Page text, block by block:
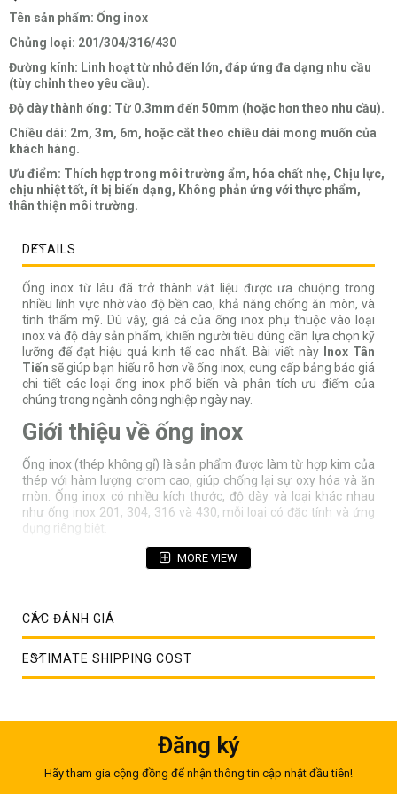
Tên sản phẩm: Ống inox
Chủng loại: 201/304/316/430
Đường kính: Linh hoạt từ nhỏ đến lớn, đáp ứng đa dạng nhu cầu
(tùy chỉnh theo yêu cầu).
Độ dày thành ống: Từ 0.3mm đến 50mm (hoặc hơn theo nhu cầu).
Chiều dài: 2m, 3m, 6m, hoặc cắt theo chiều dài mong muốn của
khách hàng.
Ưu điểm: Thích hợp trong môi trường ẩm, hóa chất nhẹ, Chịu lực,
chịu nhiệt tốt, ít bị biến dạng, Không phản ứng với thực phẩm,
thân thiện môi trường.
DETAILS
Ống inox từ lâu đã trở thành vật liệu được ưa chuộng trong
nhiều lĩnh vực nhờ vào độ bền cao, khả năng chống ăn mòn, và
tính thẩm mỹ. Dù vậy, giá cả của ống inox phụ thuộc vào loại
inox và độ dày sản phẩm, khiến người tiêu dùng cần lựa chọn kỹ
lưỡng để đạt hiệu quả kinh tế cao nhất. Bài viết này
Inox Tân
Tiến sẽ giúp bạn hiểu rõ hơn về ống inox, cung cấp bảng báo giá
chi tiết các loại ống inox phổ biến và phân tích ưu điểm của
chúng trong ngành công nghiệp ngày nay.
Giới thiệu về ống inox
Ống inox (thép không gỉ) là sản phẩm được làm từ hợp kim của
thép với hàm lượng crom cao, giúp chống lại sự oxy hóa và ăn
mòn. Ống inox có nhiều kích thước, độ dày và loại khác nhau
như ống inox 201, 304, 316 và 430, mỗi loại có đặc tính và ứng
dụng riêng biệt.
Các loại ống inox phổ biến
môi trường không quá khắc nghiệt.
Inox 304: Đây là loại inox thông dụng nhất, với khả năng
chống ăn mòn cao và ứng dụng rộng rãi trong nhiều lĩnh
vực, từ công nghiệp thực phẩm đến y tế.
cho môi trường biển, công nghiệp hóa chất và dầu khí.
: Với chi phí thấp hơn và khả năng chống ăn mòn
hạn chế, inox 430 chủ yếu được sử dụng trong môi trường
ít tiếp xúc với hóa chất.
MORE VIEW
CÁC ĐÁNH GIÁ
ESTIMATE SHIPPING COST
Đăng ký
Hãy tham gia cộng đồng để nhận thông tin cập nhật đầu tiên!